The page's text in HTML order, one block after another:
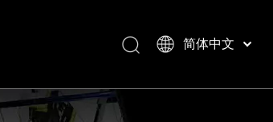
简体中文
العربية